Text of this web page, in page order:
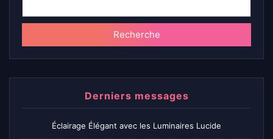
Recherche
Derniers messages
Éclairage Élégant avec les Luminaires Lucide